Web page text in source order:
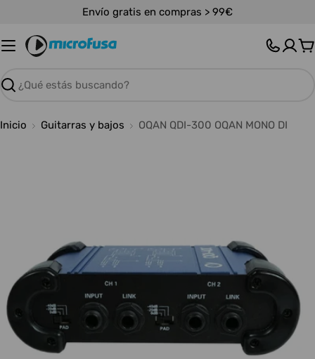
contenido
Envío gratis en compras > 99€
Buscar
Inicio Guitarras y bajos OQAN QDI-300 OQAN MONO DI
medios 0 en modal